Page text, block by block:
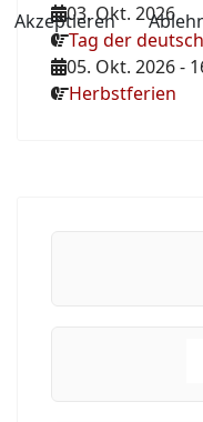
03. Okt. 2026
Tag der
05. Okt. 2026-
Herbstferien
Akzeptieren